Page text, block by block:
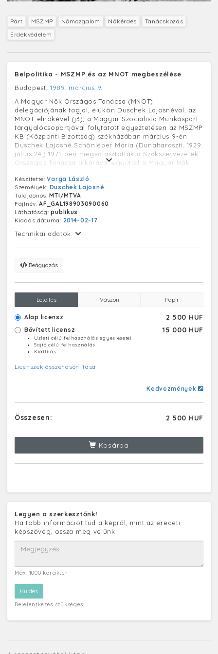
Párt MSZMP Nőmozgalom Nőkérdés
Tanácskozás
Érdekvédelem
Belpolitika - MSZMP és az MNOT megbeszélése
Budapest, 1989. március 9.
A Magyar Nők Országos Tanácsa (MNOT)
delegációjának tagjai, élükön Duschek Lajosnéval, az
MNOT elnökével (j3), a Magyar Szocialista Munkáspárt
tárgyalócsoportjával folytatott egyeztetésen az MSZMP
KB (Központi Bizottság) székházában március 9-én.
Duschek Lajosné Schönléber Mária (Dunaharaszti, 1929.
július 24.) 1971-ben megválasztották a Szakszervezetek
Országos Tanácsa titkárává, egyúttal a Magyar Nők
szerepet vállalt a Nemzetközi Demokratikus
Nőszövetségben is. 1975. március 22-étől 1989.
októberéig az MSZMP Központi Bizottságának tagja.
Készítette:Varga László
Személyek: Duschek Lajosné
Tulajdonos:MTI/MTVA
Fájlnév:AF_GAL198903090060
Láthatóság:publikus
Kiadás dátuma: 2014-02-17
Technikai adatok:
Beágyazás
Letöltés Vászon Papír
Alap licensz 2 500 HUF
Bővített licensz 15 000 HUF
Üzleti célú felhasználás egyes esetei
Sajtó célú felhasználás
Kiállítás
Licenszek összehasonlítása
Kedvezmények
Összesen: 2 500 HUF
Kosárba
Legyen a szerkesztőnk!
Ha több információt tud a képről, mint az eredeti
képszöveg, ossza meg velünk!
Max. 1000 karakter
Bejelentkezés szükséges!